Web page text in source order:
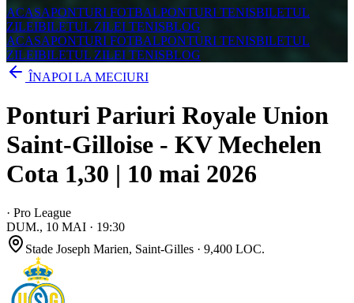
ACASAPONTURI FOTBALPONTURI TENISBILETUL
ZILEIBILETUL ZILEI TENISBLOG
ACASAPONTURI FOTBALPONTURI TENISBILETUL
ZILEIBILETUL ZILEI TENISBLOG
ÎNAPOI LA MECIURI
Ponturi Pariuri Royale Union
Saint-Gilloise - KV Mechelen
Cota 1,30 | 10 mai 2026
· Pro League
DUM., 10 MAI · 19:30
Stade Joseph Marien, Saint-Gilles · 9,400 LOC.